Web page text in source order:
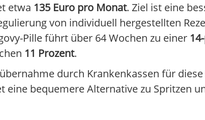
etwa 135 Euro pro Monat. Ziel ist eine
von individuell hergestellten
Pille führt über 64 Wochen zu einer
11 Prozent.
durch Krankenkassen für
eine bequemere Alternative zu Spritzen